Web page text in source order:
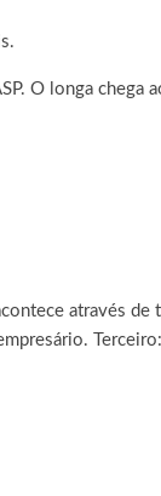
O longa chega
através de